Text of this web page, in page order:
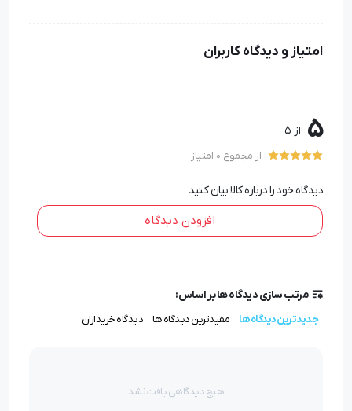
مشخصات ست هدیه دیجیتال S1019
پاوربانک 10000mah دارای 4 کابل اتصال
خودکار تاچ دار
آداپتور
امتیاز و دیدگاه کاربران
5 از 5
از مجموع 0 امتیاز
دیدگاه خود را درباره کالا بیان کنید
افزودن دیدگاه
مرتب سازی دیدگاه ها بر اساس:
جدیدترین دیدگاه ها مفیدترین دیدگاه ها دیدگاه خریداران
هیچ دیدگاهی یافت نشد